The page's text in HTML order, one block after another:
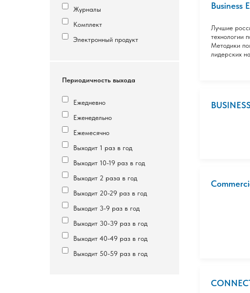
Журналы
Комплект
Электронный продукт
Периодичность выхода
Ежедневно
Еженедельно
Ежемесячно
Выходит 1 раз в год
Выходит 10-19 раз в год
Выходит 2 раза в год
Выходит 20-29 раз в год
Выходит 3-9 раз в год
Выходит 30-39 раз в год
Выходит 40-49 раз в год
Выходит 50-59 раз в год
Business
Лучшие
технологии
Методики
лидерских